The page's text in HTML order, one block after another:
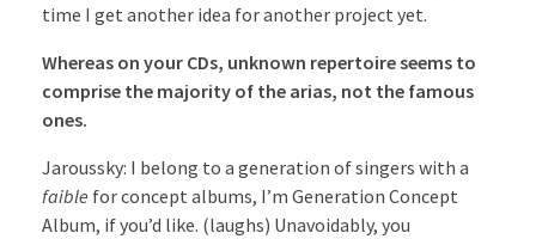
time I get another idea for another project yet.
Whereas on your CDs, unknown repertoire seems to
comprise the majority of the arias, not the famous
ones.
Jaroussky: I belong to a generation of singers with a
faible for concept albums, I’m Generation Concept
Album, if you’d like. (laughs) Unavoidably, you